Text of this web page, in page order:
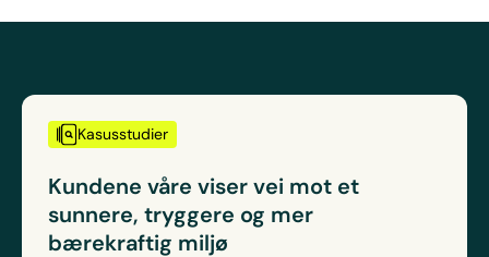
Kasusstudier
Kundene våre viser vei mot et
sunnere, tryggere og mer
bærekraftig miljø